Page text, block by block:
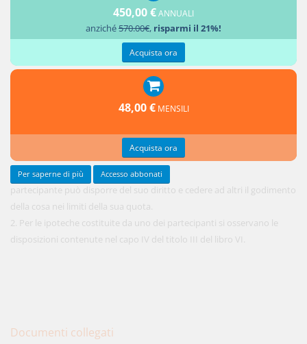
partecipante può disporre del suo diritto e cedere ad altri il godimento
della cosa nei limiti della sua quota.
2. Per le ipoteche costituite da uno dei partecipanti si osservano le
disposizioni contenute nel capo IV del titolo III del libro VI.
Documenti collegati
450,00 €ANNUALI
anziché570.00€, risparmi il 21%!
Acquista ora
48,00 € MENSILI
Acquista ora
Per saperne di più Accesso abbonati